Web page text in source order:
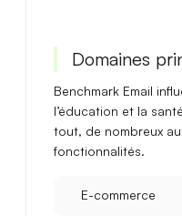
Domaines
Benchmark Email
l’éducation et la
tout, de nombreux
fonctionnalités.
E-commerce